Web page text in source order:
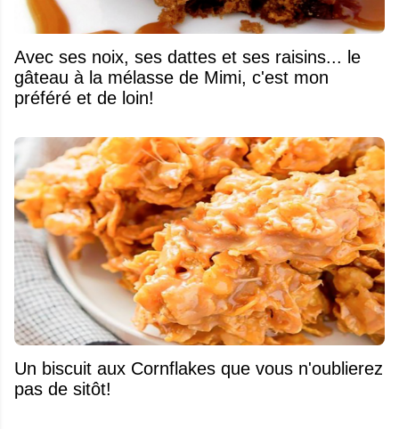
Avec ses noix, ses dattes et ses raisins... le
gâteau à la mélasse de Mimi, c'est mon
préféré et de loin!
Un biscuit aux Cornflakes que vous n'oublierez
pas de sitôt!